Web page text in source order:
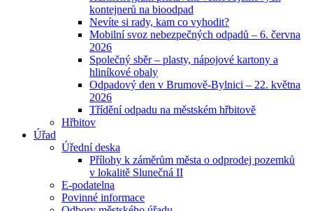
kontejnerů na bioodpad
Nevíte si rady, kam co vyhodit?
Mobilní svoz nebezpečných odpadů – 6. června
2026
Společný sběr – plasty, nápojové kartony a
hliníkové obaly
Odpadový den v Brumově-Bylnici – 22. května
2026
Třídění odpadu na městském hřbitově
Hřbitov
Úřad
Úřední deska
Přílohy k záměrům města o odprodej pozemků
v lokalitě Slunečná II
E-podatelna
Povinné informace